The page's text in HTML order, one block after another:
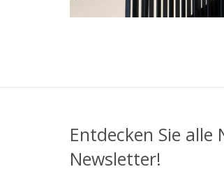
Entdecken Sie
Newsletter!